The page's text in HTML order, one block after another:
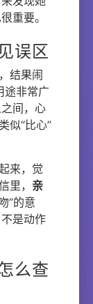
重要。
误区
结果闹
途非常广
间，心
似“比心”
来，觉
里， 亲
”的意
是动作
么查